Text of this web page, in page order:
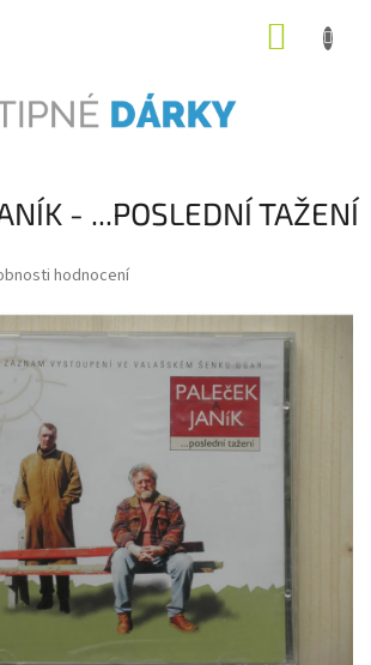
- ...POSLEDNÍ TAŽENÍ
hodnocení